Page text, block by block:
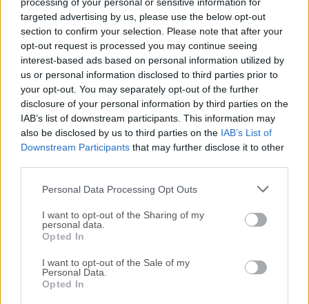
targeted advertising by us, please use the below opt-out
section to confirm your selection. Please note that after your
opt-out request is processed you may continue seeing
interest-based ads based on personal information utilized by
us or personal information disclosed to third parties prior to
your opt-out. You may separately opt-out of the further
disclosure of your personal information by third parties on the
IAB’s list of downstream participants. This information may
also be disclosed by us to third parties on the IAB’s List of
Downstream Participants that may further disclose it to other
Personal Data Processing Opt Outs
I want to opt-out of the Sharing of my
personal data.
Opted In
I want to opt-out of the Sale of my
Personal Data.
Opted In
nuestra reseña, simplemente hazclic aquí.
Todas las versiones antiguas distribuidas en nuestro
sitio web son completamente libres de virus y están
disponibles para su descarga sin costo alguno.
Nos encantaría saber de ti
háznoslo saber. ¡Valoramos tu opinión!